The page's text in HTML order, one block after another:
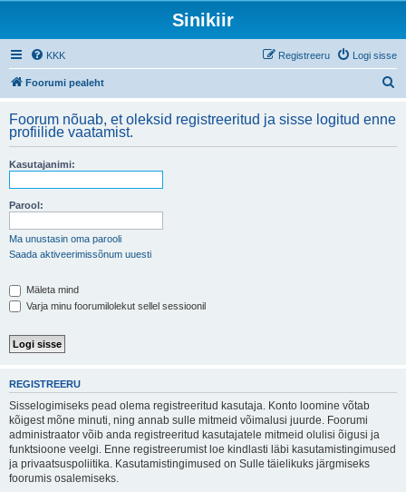
Sinikiir
KKK Logi sisse
Registreeru
Foorumi pealeht
i
Foorum nõuab, et oleksid registreeritud ja sisse logitud enne
profiilide vaatamist.
Kasutajanimi:
Parool:
Ma unustasin oma parooli
Saada aktiveerimissõnum uuesti
Mäleta mind
Varja minu foorumilolekut sellel sessioonil
REGISTREERU
Sisselogimiseks pead olema registreeritud kasutaja. Konto loomine võtab
kõigest mõne minuti, ning annab sulle mitmeid võimalusi juurde. Foorumi
administraator võib anda registreeritud kasutajatele mitmeid olulisi õigusi ja
funktsioone veelgi. Enne registreerumist loe kindlasti läbi kasutamistingimused
ja privaatsuspoliitika. Kasutamistingimused on Sulle täielikuks järgmiseks
foorumis osalemiseks.